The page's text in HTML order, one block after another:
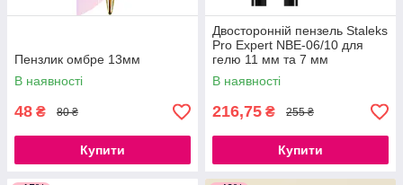
Пензлик омбре 13мм
В наявності
48 ₴ 80 ₴
Купити
Двосторонній пензель Staleks
Pro Expert NBE-06/10 для
гелю 11 мм та 7 мм
В наявності
216,75 ₴ 255 ₴
Купити